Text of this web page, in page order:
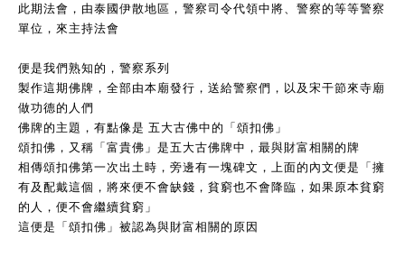
此期法會，由泰國伊散地區，警察司令代領中將、警察的等等警察
單位，來主持法會
便是我們熟知的，警察系列
製作這期佛牌，全部由本廟發行，送給警察們，以及宋干節來寺廟
做功德的人們
佛牌的主題，有點像是 五大古佛中的「頌扣佛」
頌扣佛，又稱「富貴佛」是五大古佛牌中，最與財富相關的牌
相傳頌扣佛第一次出土時，旁邊有一塊碑文，上面的內文便是「擁
有及配戴這個，將來便不會缺錢，貧窮也不會降臨，如果原本貧窮
的人，便不會繼續貧窮」
這便是「頌扣佛」被認為與財富相關的原因